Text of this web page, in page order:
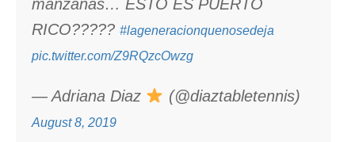
manzanas… ESTO ES PUERTO
RICO????? #lageneracionquenosedeja
pic.twitter.com/Z9RQzcOwzg
— Adriana Diaz (@diaztabletennis)
August 8, 2019